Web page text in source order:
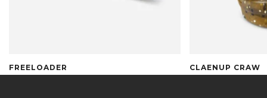
FREELOADER CLAENUP CRAW